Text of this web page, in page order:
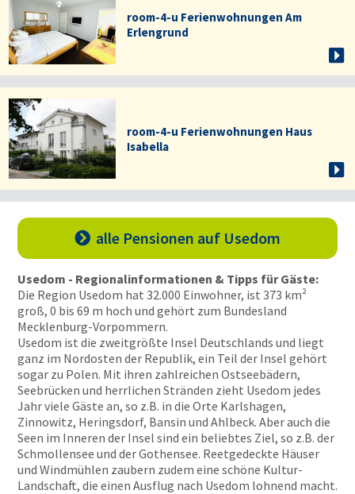
room-4-u Ferienwohnungen Am
Erlengrund
room-4-u Ferienwohnungen Haus
Isabella
 alle Pensionen auf Usedom
Usedom - Regionalinformationen & Tipps für Gäste:
Die Region Usedom hat 32.000 Einwohner, ist 373 km²
groß, 0 bis 69 m hoch und gehört zum Bundesland
Mecklenburg-Vorpommern.
Usedom ist die zweitgrößte Insel Deutschlands und liegt
ganz im Nordosten der Republik, ein Teil der Insel gehört
sogar zu Polen. Mit ihren zahlreichen Ostseebädern,
Seebrücken und herrlichen Stränden zieht Usedom jedes
Jahr viele Gäste an, so z.B. in die Orte Karlshagen,
Zinnowitz, Heringsdorf, Bansin und Ahlbeck. Aber auch die
Seen im Inneren der Insel sind ein beliebtes Ziel, so z.B. der
Schmollensee und der Gothensee. Reetgedeckte Häuser
und Windmühlen zaubern zudem eine schöne Kultur-
Landschaft, die einen Ausflug nach Usedom lohnend macht.